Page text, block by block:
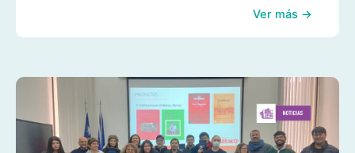
Ver más →